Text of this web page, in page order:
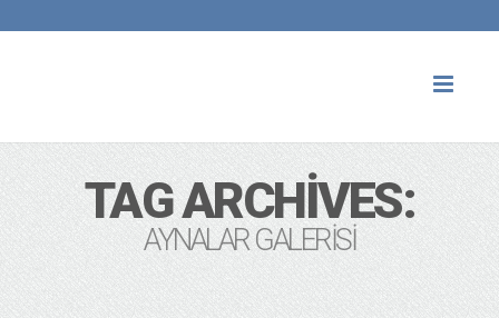
TAG ARCHIVES:
AYNALAR GALERISI